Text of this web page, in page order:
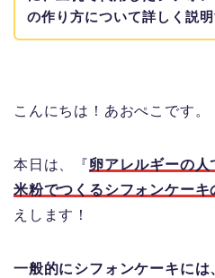
の作り方について詳しく説明
こんにちは！あおぺこです。
本日は、『卵アレルギーの人
米粉でつくるシフォンケーキ
えします！
一般的にシフォンケーキには